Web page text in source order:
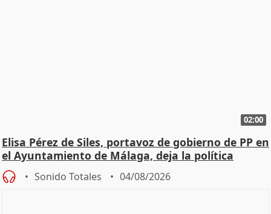
02:00
Elisa Pérez de Siles, portavoz de gobierno de PP en
el Ayuntamiento de Málaga, deja la política
Sonido Totales 04/08/2026